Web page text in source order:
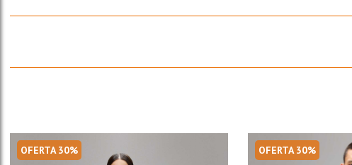
OFERTA 30% OFERTA 30%